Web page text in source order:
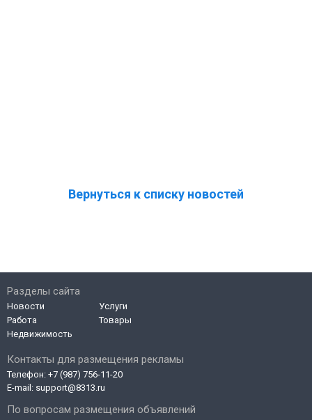
Вернуться к списку новостей
Контакты для размещения рекламы
Телефон: +7 (987) 756-11-20
E-mail: support@8313.ru
По вопросам размещения объявлений
Разделы сайта
Новости
Работа
Недвижимость
Услуги
Товары